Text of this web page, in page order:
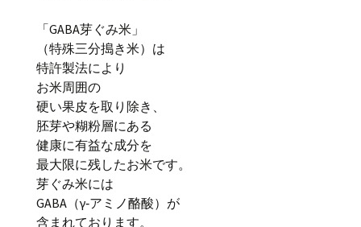
「GABA芽ぐみ米」
（特殊三分搗き米）は
特許製法により
お米周囲の
硬い果皮を取り除き、
胚芽や糊粉層にある
健康に有益な成分を
最大限に残したお米です。
芽ぐみ米には
GABA（γ‐アミノ酪酸）が
含まれております。